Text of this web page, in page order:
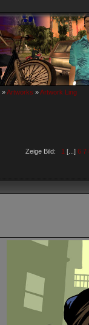
»Artworks »Artwork Ling
Zeige Bild: 1 [...] 6 7